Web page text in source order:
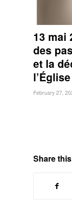
13 mai
des
et la
February 27,
Share